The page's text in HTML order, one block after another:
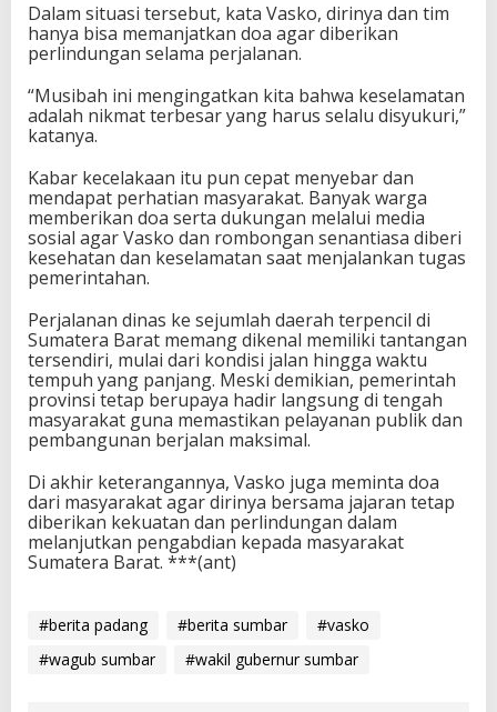
Dalam situasi tersebut, kata Vasko, dirinya dan tim
hanya bisa memanjatkan doa agar diberikan
perlindungan selama perjalanan.
“Musibah ini mengingatkan kita bahwa keselamatan
adalah nikmat terbesar yang harus selalu disyukuri,”
katanya.
Kabar kecelakaan itu pun cepat menyebar dan
mendapat perhatian masyarakat. Banyak warga
memberikan doa serta dukungan melalui media
sosial agar Vasko dan rombongan senantiasa diberi
kesehatan dan keselamatan saat menjalankan tugas
pemerintahan.
Perjalanan dinas ke sejumlah daerah terpencil di
Sumatera Barat memang dikenal memiliki tantangan
tersendiri, mulai dari kondisi jalan hingga waktu
tempuh yang panjang. Meski demikian, pemerintah
provinsi tetap berupaya hadir langsung di tengah
masyarakat guna memastikan pelayanan publik dan
pembangunan berjalan maksimal.
Di akhir keterangannya, Vasko juga meminta doa
dari masyarakat agar dirinya bersama jajaran tetap
diberikan kekuatan dan perlindungan dalam
melanjutkan pengabdian kepada masyarakat
Sumatera Barat. ***(ant)
#berita padang #berita sumbar
#vasko
#wagub sumbar
#wakil gubernur sumbar